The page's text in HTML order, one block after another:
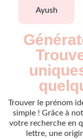
ayush
Trouver le prénom
simple ! Grâce à
votre recherche en
lettre, une